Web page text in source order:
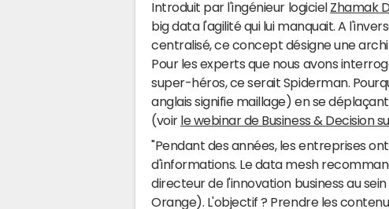
Introduit par l'ingénieur logiciel Zhamak
big data l'agilité qui lui manquait. A
centralisé, ce concept désigne une
Pour les experts que nous avons
super-héros, ce serait Spiderman.
anglais signifie maillage) en se
(voir le webinar de Business & Decision
"Pendant des années, les entreprises
d'informations. Le data mesh
directeur de l'innovation business au sein
Orange). L'objectif ? Prendre les